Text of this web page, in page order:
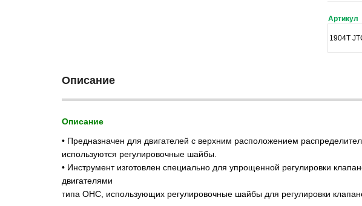
Артикул
1904T
Описание
Описание
• Предназначен для двигателей с верхним расположением
используются регулировочные шайбы.
• Инструмент изготовлен специально для упрощенной регулировки
двигателями
типа OHC, использующих регулировочные шайбы для регулировки